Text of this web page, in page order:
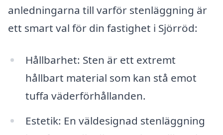
anledningarna till varför stenläggning är
ett smart val för din fastighet i Sjörröd:
Hållbarhet: Sten är ett extremt
hållbart material som kan stå emot
tuffa väderförhållanden.
Estetik: En väldesignad stenläggning